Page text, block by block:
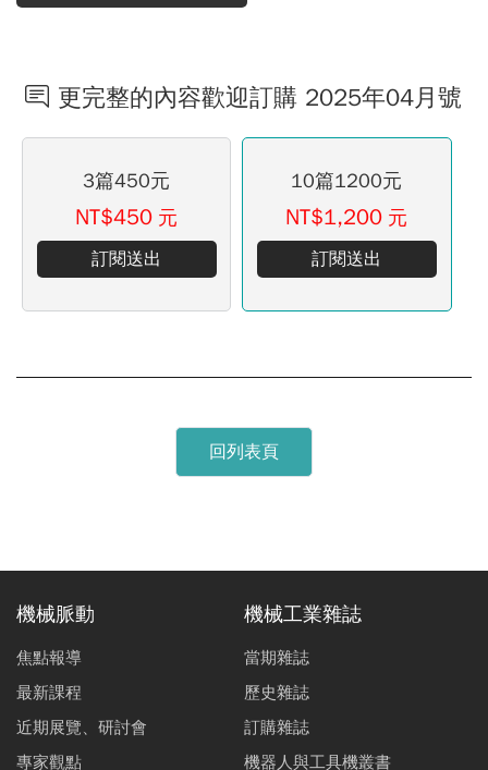
更完整的內容歡迎訂購 2025年04月號
3篇450元
NT$450 元
訂閱送出
10篇1200元
NT$1,200 元
訂閱送出
回列表頁
機械脈動
焦點報導
最新課程
近期展覽、研討會
專家觀點
機械工業雜誌
當期雜誌
歷史雜誌
訂購雜誌
機器人與工具機叢書